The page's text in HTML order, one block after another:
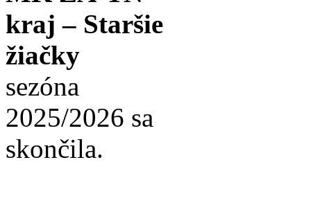
kraj – Staršie
žiačky
sezóna
2025/2026 sa
skončila.